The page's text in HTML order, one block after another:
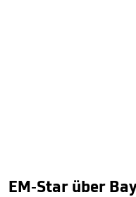
EM-Star über